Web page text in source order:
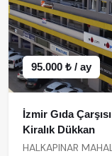
95.000 ₺ / ay
İzmir Gıda
Kiralık Dükkan
HALKAPINAR